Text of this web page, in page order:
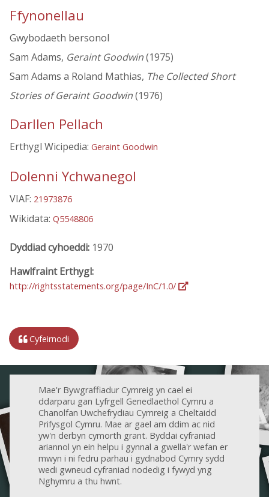
Ffynonellau
Gwybodaeth bersonol
Sam Adams, Geraint Goodwin(1975)
Sam Adams a Roland Mathias, The Collected Short
Stories of Geraint Goodwin(1976)
Darllen Pellach
Erthygl Wicipedia: Geraint Goodwin
Dolenni Ychwanegol
VIAF: 21973876
Wikidata: Q5548806
Dyddiad cyhoeddi: 1970
Hawlfraint Erthygl:
http://rightsstatements.org/page/InC/1.0/
Cyfeirnodi
Mae'r Bywgraffiadur Cymreig yn cael ei
ddarparu gan Lyfrgell Genedlaethol Cymru a
Chanolfan Uwchefrydiau Cymreig a Cheltaidd
Prifysgol Cymru. Mae ar gael am ddim ac nid
yw'n derbyn cymorth grant. Byddai cyfraniad
ariannol yn ein helpu i gynnal a gwella'r wefan er
mwyn i ni fedru parhau i gydnabod Cymry sydd
wedi gwneud cyfraniad nodedig i fywyd yng
Nghymru a thu hwnt.